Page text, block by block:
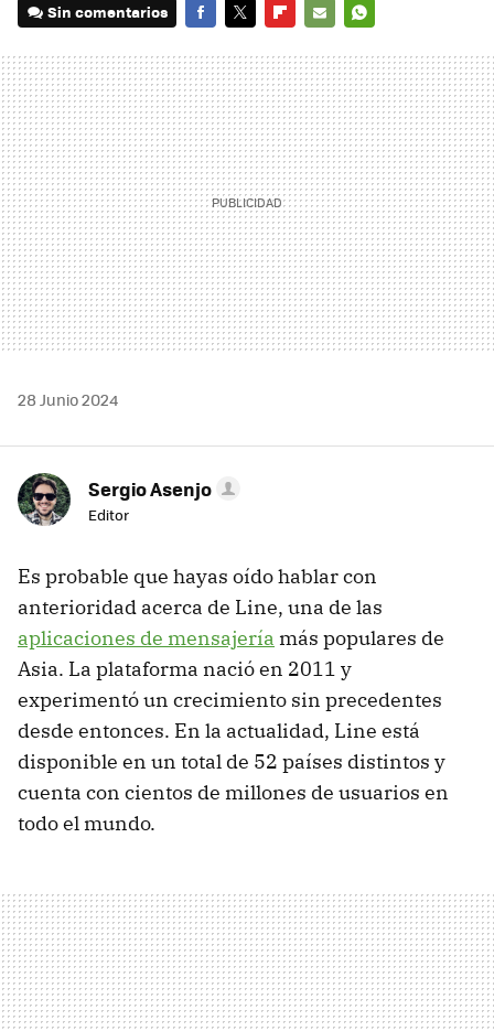
Sin comentarios
MAIL
28 Junio 2024
Sergio Asenjo
Editor
Es probable que hayas oído hablar con
anterioridad acerca de Line, una de las
aplicaciones de mensajería más populares de
Asia. La plataforma nació en 2011 y
experimentó un crecimiento sin precedentes
desde entonces. En la actualidad, Line está
disponible en un total de 52 países distintos y
cuenta con cientos de millones de usuarios en
todo el mundo.